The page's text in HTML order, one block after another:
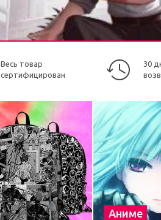
Весь товар
сертифицирован
30
Аниме